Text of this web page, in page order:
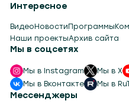
Интересное
ВидеоНовостиПрограммы
Наши проектыАрхив сайта
Мы в соцсетях
Мы в Instagram Мы в X
Мы в Вконтакте
Мы в
Мессенджеры